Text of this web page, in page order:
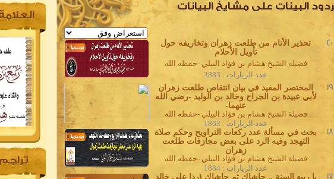
تراجم
البينات على مشايخ البيانات
تحذير الأنام من طلعت زهران وتخاريفه حول
تأويل الأحلام
20
فضيلة الشيخ هشام بن فؤاد البيلي -حفظه الله
عدد الزيارات : 2883
المختصر المفيد في بيان انتقاص طلعت زهران
لأبي عبيدة بن الجراح وخالد بن الوليد -رضي الله
عنهما-
19
فضيلة الشيخ هشام بن فؤاد البيلي -حفظه الله
عدد الزيارات : 1863
بحث في مسألة عدد ركعات التراويح وحكم صلاة
التهجد وفيه الرد على بعض مجازفات طلعت
زهران
18
فضيلة الشيخ هشام بن فؤاد البيلي -حفظه الله
عدد الزيارات : 1884
يا ربيع السنة .. حاشاك ثم حاشاك (ردا على خالد
17